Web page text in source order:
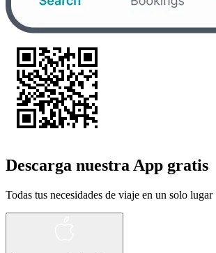
Descarga nuestra App gratis
Todas tus necesidades de viaje en un solo lugar